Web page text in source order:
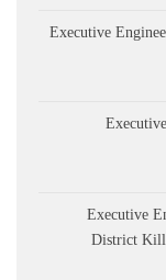
Executive
Executive
District